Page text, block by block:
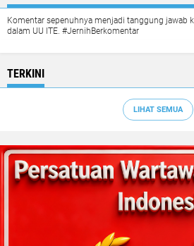
Komentar sepenuhnya menjadi tanggung jawab
dalam UU ITE. #JernihBerkomentar
TERKINI
LIHAT SEMUA